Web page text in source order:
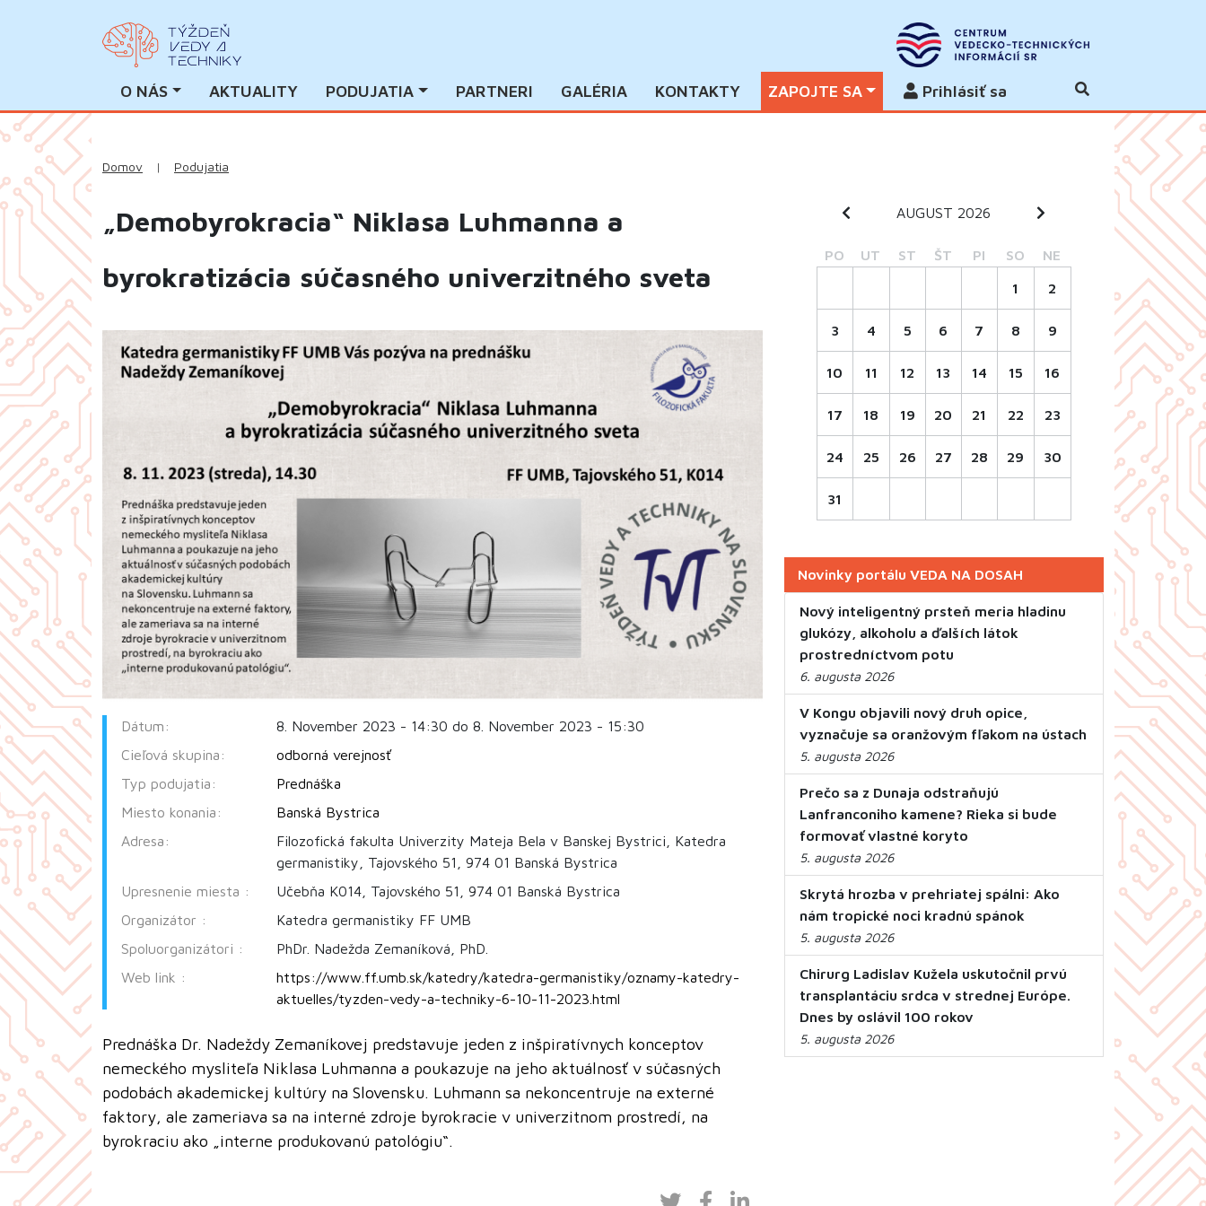
O NÁS AKTUALITY PODUJATIA PARTNERI GALÉRIA KONTAKTY ZAPOJTE SA Prihlásiť sa
Domov | Podujatia
„Demobyrokracia“ Niklasa Luhmanna a
byrokratizácia súčasného univerzitného sveta
Dátum:
8. November 2023 - 14:30 do 8. November 2023 - 15:30
Cieľová skupina:
odborná verejnosť
Typ podujatia:
Prednáška
Miesto konania:
Banská Bystrica
Adresa:
Filozofická fakulta Univerzity Mateja Bela v Banskej Bystrici, Katedra
germanistiky, Tajovského 51, 974 01 Banská Bystrica
Upresnenie miesta :
Učebňa K014, Tajovského 51, 974 01 Banská Bystrica
Organizátor :
Katedra germanistiky FF UMB
Spoluorganizátori :
PhDr. Nadežda Zemaníková, PhD.
Web link :
https://www.ff.umb.sk/katedry/katedra-germanistiky/oznamy-katedry-
aktuelles/tyzden-vedy-a-techniky-6-10-11-2023.html
Prednáška Dr. Nadeždy Zemaníkovej predstavuje jeden z inšpiratívnych konceptov
nemeckého mysliteľa Niklasa Luhmanna a poukazuje na jeho aktuálnosť v súčasných
podobách akademickej kultúry na Slovensku. Luhmann sa nekoncentruje na externé
faktory, ale zameriava sa na interné zdroje byrokracie v univerzitnom prostredí, na
byrokraciu ako „interne produkovanú patológiu“.
AUGUST 2026
PO UT ST ŠT PI SO NE
1 2
3 4 5 6 7 8 9
10 11 12 13 14 15 16
17 18 19 20 21 22 23
24 25 26 27 28 29 30
31
Novinky portálu VEDA NA DOSAH
Nový inteligentný prsteň meria hladinu
glukózy, alkoholu a ďalších látok
prostredníctvom potu
6. augusta 2026
V Kongu objavili nový druh opice,
vyznačuje sa oranžovým fľakom na ústach
5. augusta 2026
Prečo sa z Dunaja odstraňujú
Lanfranconiho kamene? Rieka si bude
formovať vlastné koryto
5. augusta 2026
Skrytá hrozba v prehriatej spálni: Ako
nám tropické noci kradnú spánok
5. augusta 2026
Chirurg Ladislav Kužela uskutočnil prvú
transplantáciu srdca v strednej Európe.
Dnes by oslávil 100 rokov
5. augusta 2026